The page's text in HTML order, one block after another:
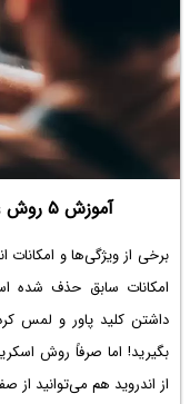
آموزش ۵ روش عکس گرفتن از صفحه در اندروید
امکانات سابق حذف شده
داشتن کلید پاور و لمس
بگیرید! اما صرفاً روش
از اندروید هم می‌توانید